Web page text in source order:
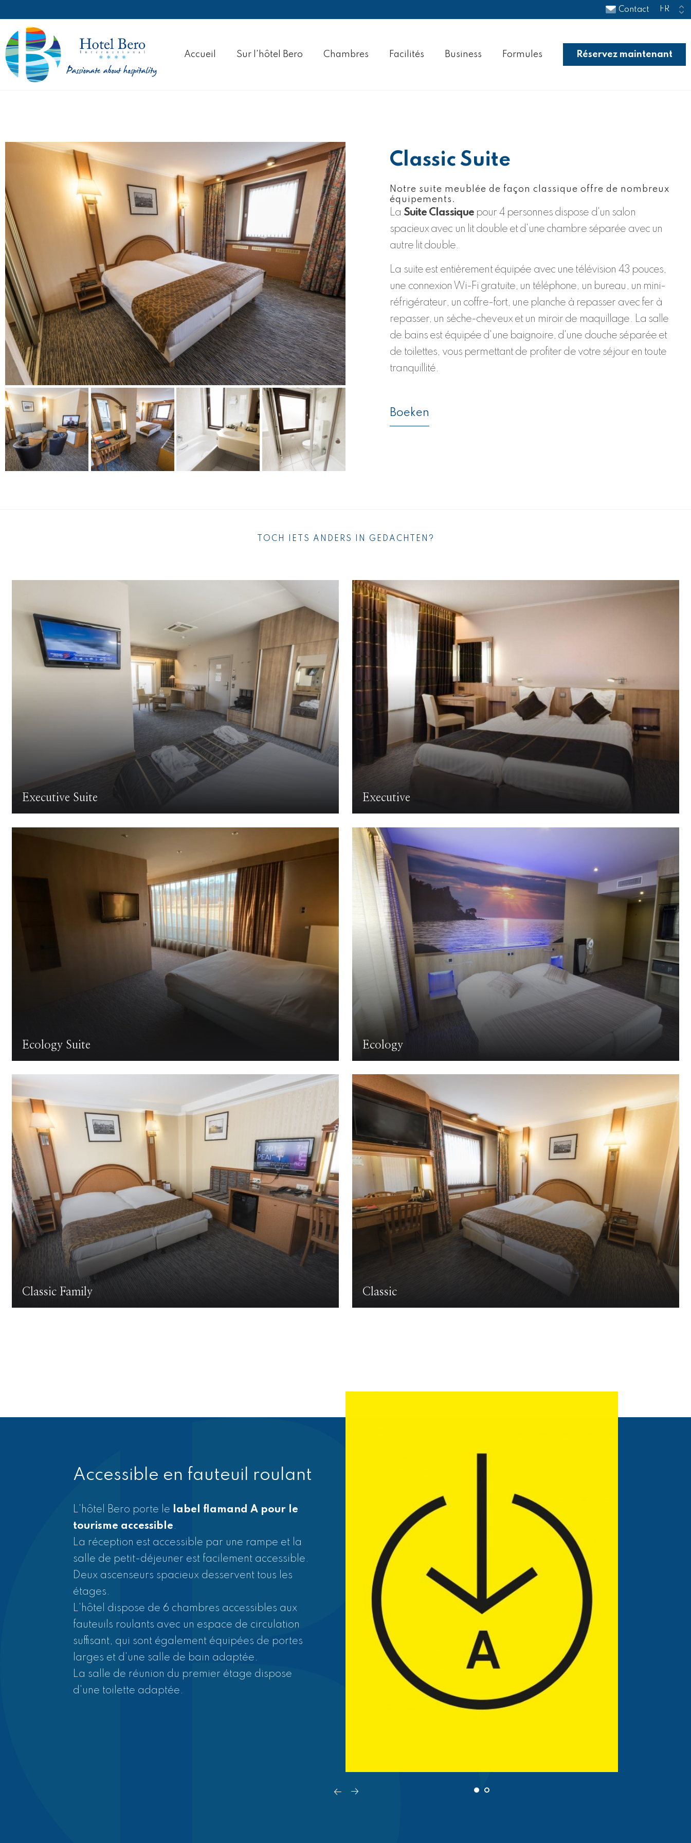
Contact
Accueil Sur l'hôtel Bero Chambres Facilités Business Formules Réservez maintenant
Classic Suite
Notre suite meublée de façon classique offre de nombreux
équipements.
La Suite Classique pour 4 personnes dispose d'un salon
spacieux avec un lit double et d'une chambre séparée avec un
autre lit double.
La suite est entièrement équipée avec une télévision 43 pouces,
une connexion Wi-Fi gratuite, un téléphone, un bureau, un mini-
réfrigérateur, un coffre-fort, une planche à repasser avec fer à
repasser, un sèche-cheveux et un miroir de maquillage. La salle
de bains est équipée d'une baignoire, d'une douche séparée et
de toilettes, vous permettant de profiter de votre séjour en toute
tranquillité.
Boeken
TOCH IETS ANDERS IN GEDACHTEN?
Executive Suite Executive
Ecology Suite Ecology
Classic Family Classic
Accessible en fauteuil roulant
L'hôtel Bero porte le label flamand A pour le
tourisme accessible .
La réception est accessible par une rampe et la
salle de petit-déjeuner est facilement accessible.
Deux ascenseurs spacieux desservent tous les
étages.
L'hôtel dispose de 6 chambres accessibles aux
fauteuils roulants avec un espace de circulation
suffisant, qui sont également équipées de portes
larges et d'une salle de bain adaptée.
La salle de réunion du premier étage dispose
d'une toilette adaptée.
Accès à l'hôtel
La porte d'entrée de l'hôtel Bero est fermée entre
23h et 7h. Si vous vous trouvez devant une porte
fermée, vous pouvez toujours sonner à droite de la
porte. Vous pourrez ainsi joindre le veilleur de nuit
par interphone et lui demander de vous laisser
entrer. Voici une photo de la sonnette avec le
bouton poussoir entouré en bleu.